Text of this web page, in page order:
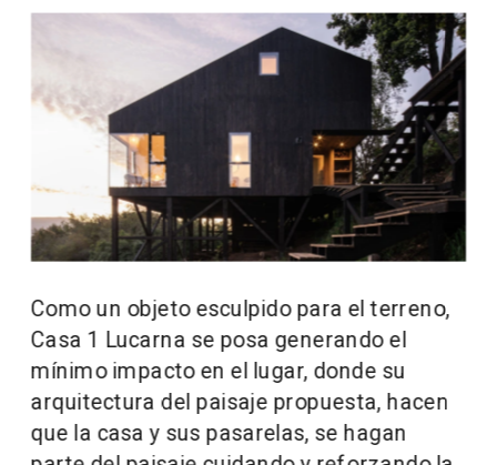
Como un objeto esculpido para el terreno,
Casa 1 Lucarna se posa generando el
mínimo impacto en el lugar, donde su
arquitectura del paisaje propuesta, hacen
que la casa y sus pasarelas, se hagan